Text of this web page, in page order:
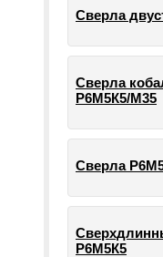
Сверла
Сверла
Р6М5К5/М35
Сверла
Р6М5К5